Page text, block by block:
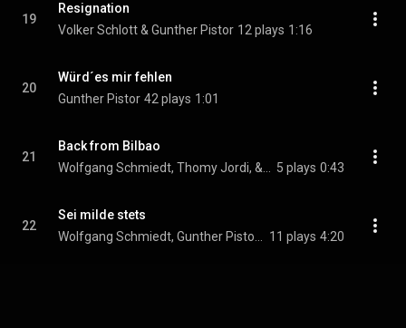
19
Resignation
Volker Schlott & Gunther Pistor 12 plays 1:16
20
Würd´es mir fehlen
Gunther Pistor 42 plays 1:01
21
Back from Bilbao
5 plays 0:43
22
Sei milde stets
11 plays 4:20